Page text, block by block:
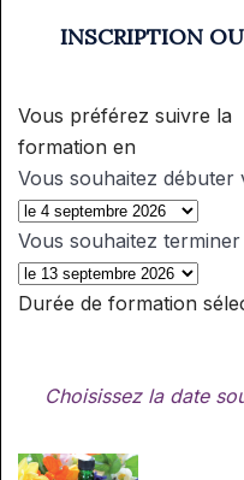
INSCRIPTION
Vous préférez suivre la
formation en
Vous souhaitez
Vous souhaitez
Durée de formation
Choisissez la date